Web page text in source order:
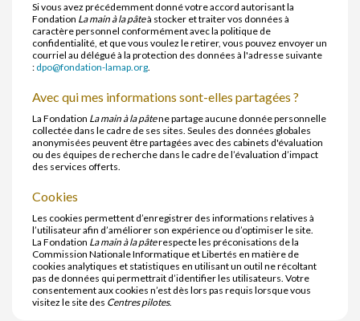
Si vous avez précédemment donné votre accord autorisant la
Fondation La main à la pâteà stocker et traiter vos données à
caractère personnel conformément avec la politique de
confidentialité, et que vous voulez le retirer, vous pouvez envoyer un
courriel au délégué à la protection des données à l'adresse suivante
: dpo@fondation-lamap.org.
Avec qui mes informations sont-elles partagées ?
La Fondation La main à la pâtene partage aucune donnée personnelle
collectée dans le cadre de ses sites. Seules des données globales
anonymisées peuvent être partagées avec des cabinets d'évaluation
ou des équipes de recherche dans le cadre de l’évaluation d’impact
des services offerts.
Cookies
Les cookies permettent d’enregistrer des informations relatives à
l’utilisateur afin d’améliorer son expérience ou d’optimiser le site.
La Fondation La main à la pâterespecte les préconisations de la
Commission Nationale Informatique et Libertés en matière de
cookies analytiques et statistiques en utilisant un outil ne récoltant
pas de données qui permettrait d’identifier les utilisateurs. Votre
consentement aux cookies n’est dès lors pas requis lorsque vous
visitez le site des Centres pilotes.